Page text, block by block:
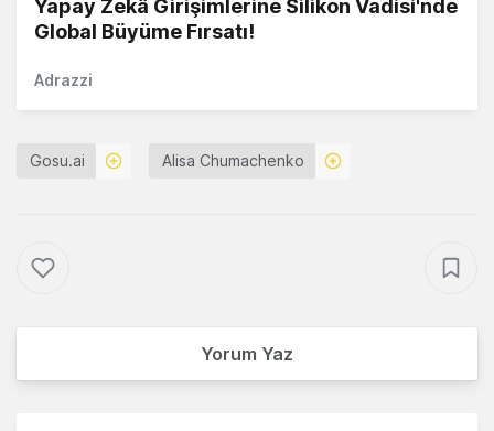
Yapay Zekâ Girişimlerine Silikon Vadisi'nde
Global Büyüme Fırsatı!
Adrazzi
Gosu.ai Alisa Chumachenko
Yorum Yaz